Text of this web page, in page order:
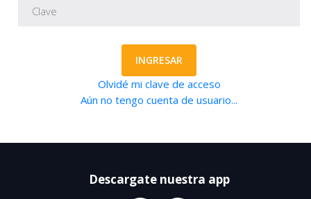
INGRESAR
Olvidé mi clave de acceso
Aún no tengo cuenta de usuario...
Descargate nuestra app